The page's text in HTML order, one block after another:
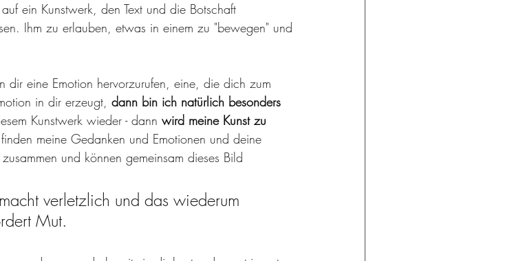
ein Kunstwerk, den Text und die Botschaft
Ihm zu erlauben, etwas in einem zu "bewegen" und
dir eine Emotion hervorzurufen, eine, die dich zum
in dir erzeugt, dann bin ich natürlich besonders
Kunstwerk wieder - dann wird meine Kunst zu
meine Gedanken und Emotionen und deine
und können gemeinsam dieses Bild
verletzlich und das wiederum
Mut.